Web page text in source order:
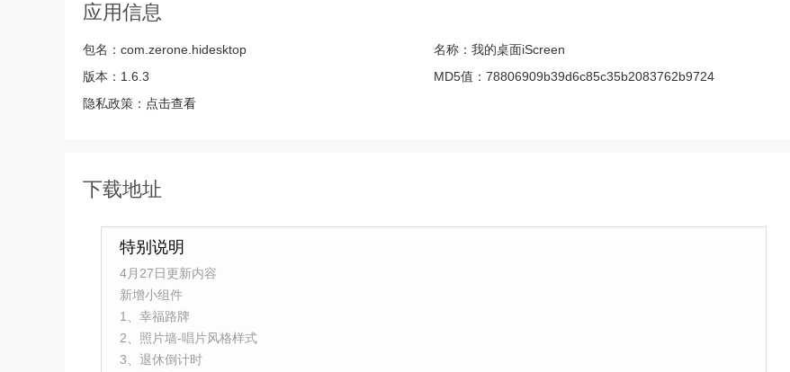
应用信息
包名： com.zerone.hidesktop 名称： 我的桌面iScreen
版本： 1.6.3 MD5值： 78806909b39d6c85c35b2083762b9724
隐私政策： 点击查看
下载地址
特别说明
4月27日更新内容
新增小组件
1、幸福路牌
2、照片墙-唱片风格样式
3、退休倒计时